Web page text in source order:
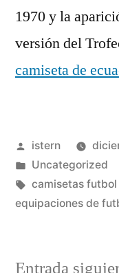
1970 y la
versión del
camiseta de
Publicado
por
istern
Publicado
en
Uncategorized
Etiquetas:
camisetas futbol
equipaciones de
Entrada